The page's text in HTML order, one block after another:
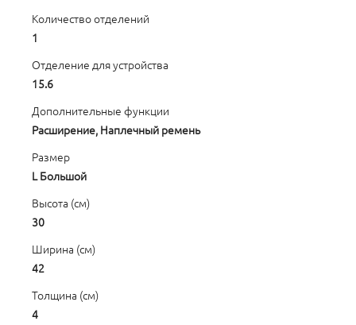
Количество отделений
1
Отделение для устройства
15.6
Дополнительные функции
Расширение, Наплечный ремень
Размер
L Большой
Высота (см)
30
Ширина (см)
42
Толщина (см)
4